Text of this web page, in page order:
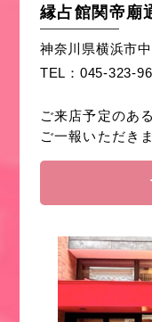
縁占館関帝廟
神奈川県横浜市
TEL：045-323-
ご来店予定のあ
ご一報いただき